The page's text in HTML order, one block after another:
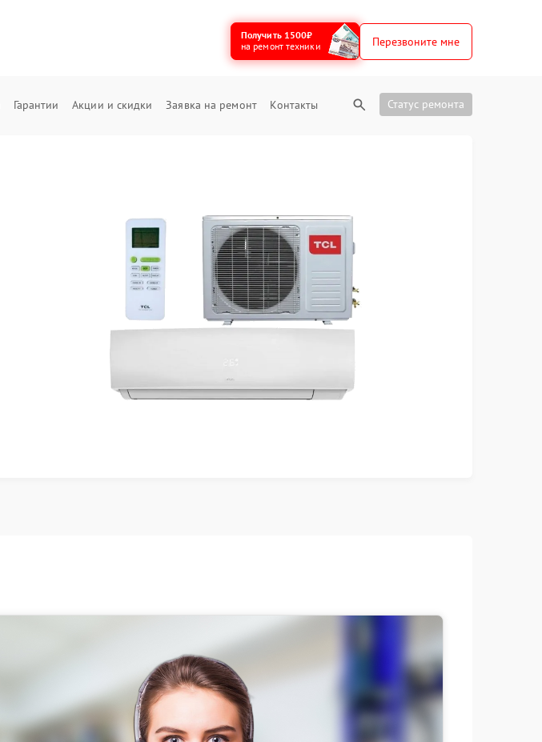
Получить 1500₽
на ремонт техники
Перезвоните мне
Гарантии Акции и скидки Заявка на ремонт Контакты Статус ремонта